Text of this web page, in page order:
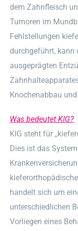
dem Zahnfleisch
Tumoren im
Fehlstellungen
durchgeführt, kann
ausgeprägten
Knochenabbau
Was bedeutet KIG?
KIG steht für
Dies ist das
handelt sich um
unterschiedlichen
Vorliegen eines